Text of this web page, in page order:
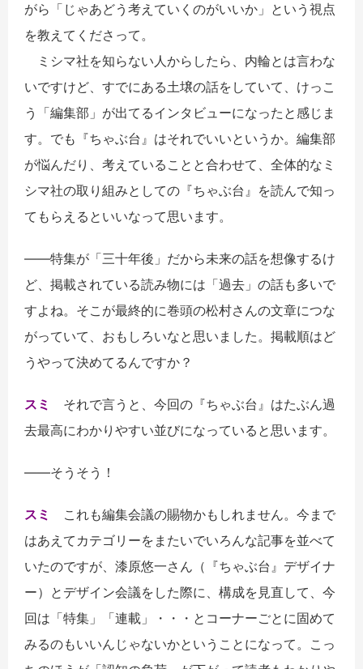
がら「じゃあどう考えていくのがいいか」という視点
を教えてくださって。
ミシマ社を知らない人からしたら、内輪とは言わな
いですけど、すでにある土壌の話をしていて、けっこ
う「編集部」が出てるインタビューになったと感じま
す。でも『ちゃぶ台』はそれでいいというか。編集部
が悩んだり、考えていることと合わせて、全体的なミ
シマ社の取り組みとしての『ちゃぶ台』を読んで知っ
てもらえるといいなって思います。
――特集が「三十年後」だから未来の話を想像するけ
ど、掲載されている読み物には「過去」の話も多いで
すよね。そこが最終的に巻頭の松村さんの文章につな
がっていて、おもしろいなと思いました。掲載順はど
うやって決めてるんですか？
スミ
それで言うと、今回の『ちゃぶ台』はたぶん過
去最高にわかりやすい並びになっていると思います。
――そうそう！
スミ
これも編集会議の賜物かもしれません。今まで
はあえてカテゴリーをまたいでいろんな記事を並べて
いたのですが、漆原悠一さん（『ちゃぶ台』デザイナ
ー）とデザイン会議をした際に、構成を見直して、今
回は「特集」「連載」・・・とコーナーごとに固めて
みるのもいいんじゃないかということになって。こっ